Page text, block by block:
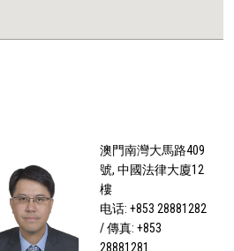
澳門南灣大馬路409
號, 中國法律大廈12
樓
电话: +853 28881282
/ 傳真: +853
28881281